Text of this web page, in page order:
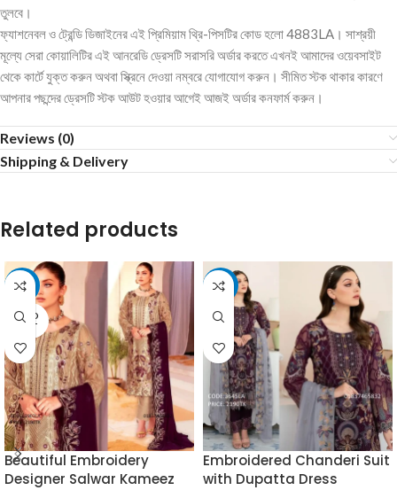
তুলবে।
ফ্যাশনেবল ও ট্রেন্ডি ডিজাইনের এই প্রিমিয়াম থ্রি-পিসটির কোড হলো 4883LA। সাশ্রয়ী
মূল্যে সেরা কোয়ালিটির এই আনরেডি ড্রেসটি সরাসরি অর্ডার করতে এখনই আমাদের ওয়েবসাইট
থেকে কার্টে যুক্ত করুন অথবা স্ক্রিনে দেওয়া নম্বরে যোগাযোগ করুন। সীমিত স্টক থাকার কারণে
আপনার পছন্দের ড্রেসটি স্টক আউট হওয়ার আগেই আজই অর্ডার কনফার্ম করুন।
Reviews (0)
Shipping & Delivery
Related products
-15%
SOLD
OUT
Beautiful Embroidery
Designer Salwar Kameez
-15%
Embroidered Chanderi Suit
with Dupatta Dress